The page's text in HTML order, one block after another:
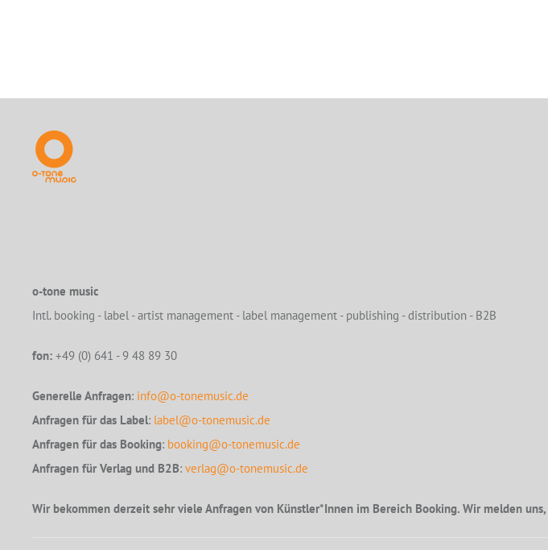
o-tone music
Intl. booking - label - artist management - label management - publishing - distribution - B2B
fon: +49 (0) 641 - 9 48 89 30
Generelle Anfragen: info@o-tonemusic.de
Anfragen für das Label: label@o-tonemusic.de
Anfragen für das Booking: booking@o-tonemusic.de
Anfragen für Verlag und B2B: verlag@o-tonemusic.de
Wir bekommen derzeit sehr viele Anfragen von Künstler*Innen im Bereich Booking. Wir melden